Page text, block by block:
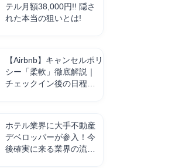
テル月額38,000円!! 隠さ
れた本当の狙いとは!
【Airbnb】キャンセルポリ
シー「柔軟」徹底解説｜
チェックイン後の日程短
ホテル業界に大手不動産
デベロッパーが参入！今
後確実に来る業界の流れ